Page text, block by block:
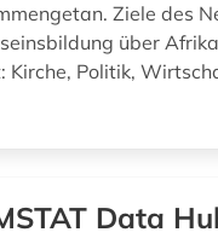
Ziele des
über
Kirche, Politik,
Data